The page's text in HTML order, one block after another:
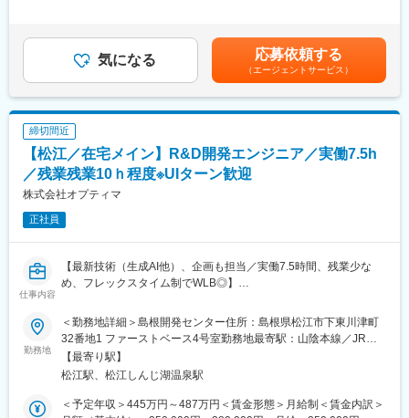
ます！中途入社者、多数活躍中！
【ワークライフバランスが整う環境】
働く環境、退社時間や休日も公務員に準拠！発注者支援業務は職
場が官公庁の公務員と同じです。
◎勤務時間や休日も公務員に準拠！基本的に土日や祝日が休みと
なり、働きやすい環境が用意されています！
◎官公庁は「働き方改革」を推進する立場にあるので、残業は少
ない傾向です！社内・社外業務比率もほぼ50:50と、室内での事務
変更の範囲：会社の定める業務
・お客様は大手が大半となっており、優良な顧客基盤がございま
す。
・プライムでの案件がほとんどとなっており、お客様と直接ビジ
■キャリアパス：
・開発SE業務で経験を積み、開発リーダ、PMにキャリアアップ
可能です。
また、キャリアパス支援のための以下の制度もあります。
■働く環境：
6年連続で健康経営優良法人に認定されています！
・原則連続9日間以上(土日含む)の長期休暇（フリーバカンス制
度）
・自分や家族の記念日のためのアニバーサリー休暇
＜働き方＞
・出社は月50%以下程度（週2～3日在宅）
な残業時間20時間を想定したご年収となります。賃金はあくまで
も目安の金額であり、選考を通じて上下する可能性があります。
月給(月額)は固定手当を含めた表記です。
気になる 応募依頼する
（エージェントサービス）
締切間近
【松江／在宅メイン】R&D開発エンジニア／実働7.5h
／残業残業10ｈ程度※UIターン歓迎
株式会社オプティマ
正社員
仕事内容
【最新技術（生成AI他）、企画も担当／実働7.5時間、残業少な
め、フレックスタイム制でWLB◎】
■採用背景：～事業拡大に伴う組織体制強化による採用～
当社は現在、第2の創業期として人事制度や組織体制の見直しを行
っており、さらなる成長を目指して新たな仲間を募集していま
す。公共系、産業用システムなど多岐にわたるプロジェクトが増
加しており、これに対応するための増員募集です。
■業務内容：
勤務地
＜勤務地詳細＞島根開発センター住所：島根県松江市下東川津町
32番地1 ファーストベース4号室勤務地最寄駅：山陰本線／JR松
江駅受動喫煙対策：屋内全面禁煙変更の範囲：会社の定める事業
所（リモートワーク含む）
【最寄り駅】
松江駅、松江しんじ湖温泉駅
＜予定年収＞445万円～487万円＜賃金形態＞月給制＜賃金内訳＞